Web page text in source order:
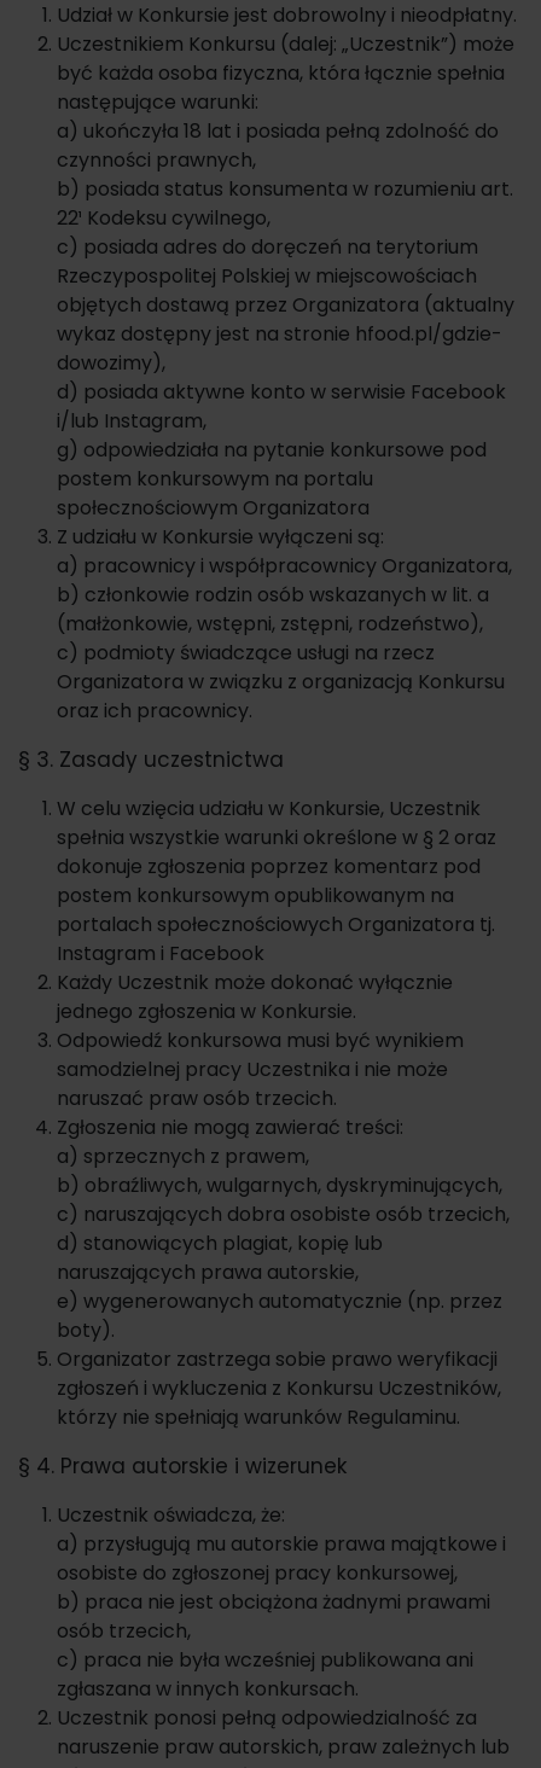
Udział w Konkursie jest dobrowolny i nieodpłatny.
Uczestnikiem Konkursu (dalej: „Uczestnik”) może
być każda osoba fizyczna, która łącznie spełnia
następujące warunki:
a) ukończyła 18 lat i posiada pełną zdolność do
czynności prawnych,
b) posiada status konsumenta w rozumieniu art.
22¹ Kodeksu cywilnego,
c) posiada adres do doręczeń na terytorium
Rzeczypospolitej Polskiej w miejscowościach
objętych dostawą przez Organizatora (aktualny
wykaz dostępny jest na stronie hfood.pl/gdzie-
dowozimy),
d) posiada aktywne konto w serwisie Facebook
i/lub Instagram,
g) odpowiedziała na pytanie konkursowe pod
postem konkursowym na portalu
społecznościowym Organizatora
Z udziału w Konkursie wyłączeni są:
a) pracownicy i współpracownicy Organizatora,
b) członkowie rodzin osób wskazanych w lit. a
(małżonkowie, wstępni, zstępni, rodzeństwo),
c) podmioty świadczące usługi na rzecz
Organizatora w związku z organizacją Konkursu
oraz ich pracownicy.
§ 3. Zasady uczestnictwa
W celu wzięcia udziału w Konkursie, Uczestnik
spełnia wszystkie warunki określone w § 2 oraz
dokonuje zgłoszenia poprzez komentarz pod
postem konkursowym opublikowanym na
portalach społecznościowych Organizatora tj.
Instagram i Facebook
Każdy Uczestnik może dokonać wyłącznie
jednego zgłoszenia w Konkursie.
Odpowiedź konkursowa musi być wynikiem
samodzielnej pracy Uczestnika i nie może
naruszać praw osób trzecich.
Zgłoszenia nie mogą zawierać treści:
a) sprzecznych z prawem,
b) obraźliwych, wulgarnych, dyskryminujących,
c) naruszających dobra osobiste osób trzecich,
d) stanowiących plagiat, kopię lub
naruszających prawa autorskie,
e) wygenerowanych automatycznie (np. przez
boty).
Organizator zastrzega sobie prawo weryfikacji
zgłoszeń i wykluczenia z Konkursu Uczestników,
którzy nie spełniają warunków Regulaminu.
§ 4. Prawa autorskie i wizerunek
Uczestnik oświadcza, że:
a) przysługują mu autorskie prawa majątkowe i
osobiste do zgłoszonej pracy konkursowej,
b) praca nie jest obciążona żadnymi prawami
osób trzecich,
c) praca nie była wcześniej publikowana ani
zgłaszana w innych konkursach.
Uczestnik ponosi pełną odpowiedzialność za
naruszenie praw autorskich, praw zależnych lub